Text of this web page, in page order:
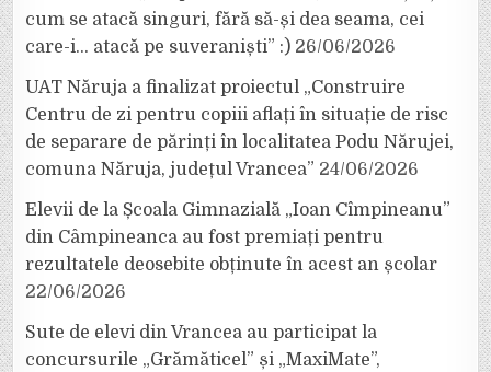
cum se atacă singuri, fără să-și dea seama, cei
care-i… atacă pe suveraniști” :) 26/06/2026
UAT Năruja a finalizat proiectul „Construire
Centru de zi pentru copiii aflați în situație de risc
de separare de părinți în localitatea Podu Nărujei,
comuna Năruja, județul Vrancea” 24/06/2026
Elevii de la Școala Gimnazială „Ioan Cîmpineanu”
din Câmpineanca au fost premiați pentru
rezultatele deosebite obținute în acest an școlar
22/06/2026
Sute de elevi din Vrancea au participat la
concursurile „Grămăticel” și „MaxiMate”,